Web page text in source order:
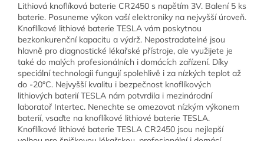
Lithiová knoflíková baterie CR2450 s napětím 3V. Balení 5 ks
baterie. Posuneme výkon vaší elektroniky na nejvyšší úroveň.
Knoflíkové lithiové baterie TESLA vám poskytnou
bezkonkurenční kapacitu a výdrž. Nepostradatelné jsou
hlavně pro diagnostické lékařské přístroje, ale využijete je
také do malých profesionálních i domácích zařízení. Díky
speciální technologii fungují spolehlivě i za nízkých teplot až
do -20°C. Nejvyšší kvalitu i bezpečnost knoflíkových
lithiových baterií TESLA nám potvrdila i mezinárodní
laboratoř Intertec. Nenechte se omezovat nízkým výkonem
baterií, vsaďte na knoflíkové lithiové baterie TESLA.
Knoflíkové lithiové baterie TESLA CR2450 jsou nejlepší